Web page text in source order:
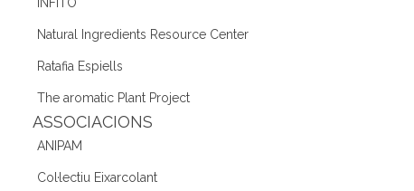
Natural Ingredients Resource Center
Ratafia Espiells
The aromatic Plant Project
ASSOCIACIONS
ANIPAM
Col·lectiu Eixarcolant